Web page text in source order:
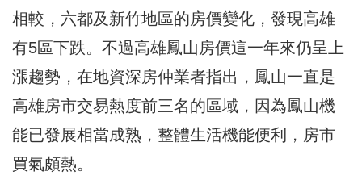
相較，六都及新竹地區的房價變化，發現高雄
有5區下跌。不過高雄鳳山房價這一年來仍呈上
漲趨勢，在地資深房仲業者指出，鳳山一直是
高雄房市交易熱度前三名的區域，因為鳳山機
能已發展相當成熟，整體生活機能便利，房市
買氣頗熱。